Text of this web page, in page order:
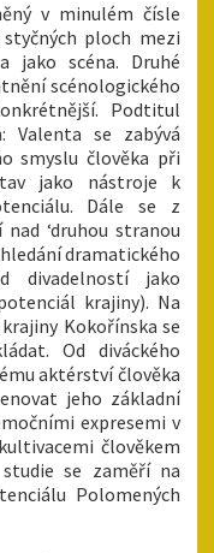
v minulém čísle
ploch mezi
jako scéna. Druhé
scénologického
Podtitul
Valenta se zabývá
smyslu člověka při
jako nástroje k
Dále se z
‘druhou stranou
dramatického
divadelností jako
krajiny). Na
Kokořínska se
Od diváckého
aktérství člověka
jeho základní
expresemi v
člověkem
se zaměří na
Polomených